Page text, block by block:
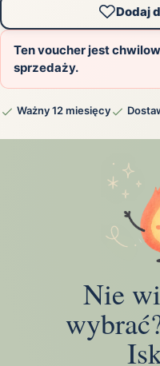
Dodaj
Ten voucher jest
sprzedaży.
Ważny 12 miesięcy
Nie